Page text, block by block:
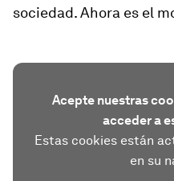
sociedad. Ahora es el
Acepte nuestras
acceder a
Estas cookies están
en su